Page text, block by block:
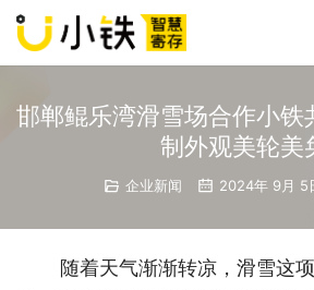
邯郸鲲乐湾滑雪场合作小铁
制外观美轮美
企业新闻 2024年 9月 5
随着天气渐渐转凉，滑雪这